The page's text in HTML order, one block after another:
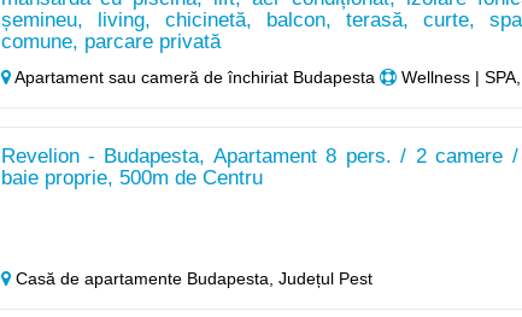
șemineu, living, chicinetă, balcon, terasă, curte,
comune, parcare privată
Apartament sau cameră de închiriat Budapesta Wellness |
Revelion - Budapesta, Apartament 8 pers. / 2 camere
baie proprie, 500m de Centru
Casă de apartamente Budapesta, Județul Pest